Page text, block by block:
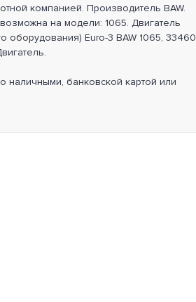
компанией. Производитель BAW.
на модели: 1065. Двигатель
оборудования) Euro-3 BAW 1065, 33460
наличными, банковской картой или